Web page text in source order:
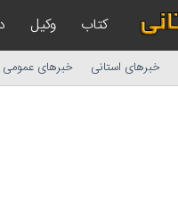
کتاب وکیل
خبرهای استانی خبرهای عمومی